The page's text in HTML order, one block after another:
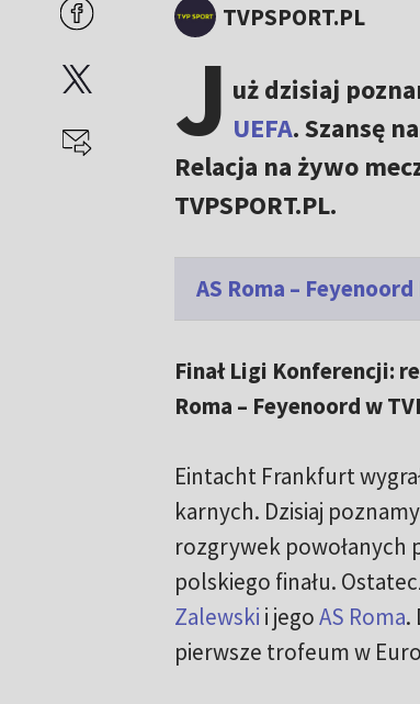
TVPSPORT.PL
J uż dzisiaj
UEFA. Szansę
Relacja na żywo
TVPSPORT.PL.
AS Roma –
Finał Ligi Konferencji:
Roma – Feyenoord w
Eintacht Frankfurt
karnych. Dzisiaj
rozgrywek powołanych
polskiego finału.
Zalewski i jegoAS Roma.
pierwsze trofeum w